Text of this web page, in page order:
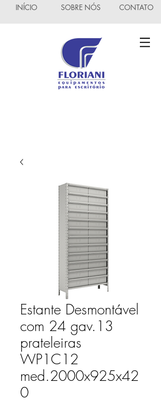
CONTATO
SOBRE NÓS
INÍCIO
Estante Desmontável
com 24 gav.13
prateleiras
WP1C12
med.2000x925x42
0